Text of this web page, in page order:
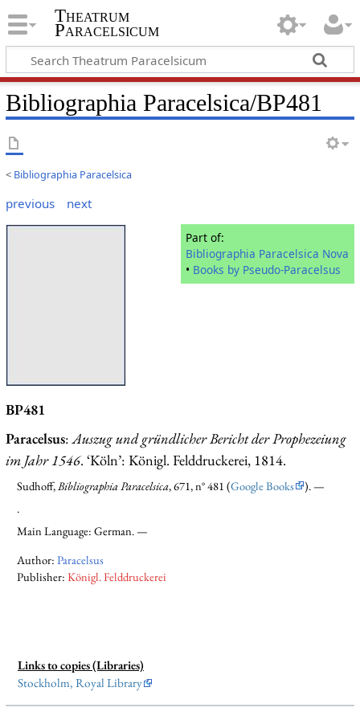
Theatrum
Paracelsicum
Bibliographia Paracelsica/BP481
< Bibliographia Paracelsica
previous next
Part of:
Bibliographia Paracelsica Nova
• Books by Pseudo-Paracelsus
BP481
Paracelsus:Auszug und gründlicher Bericht der Prophezeiung
im Jahr 1546. ‘Köln’: Königl. Felddruckerei, 1814.
Sudhoff, Bibliographia Paracelsica, 671, n° 481 (Google Books
). —
.
Main Language: German. —
Author:Paracelsus
Publisher:Königl. Felddruckerei
Links to copies (Libraries)
Stockholm, Royal Library